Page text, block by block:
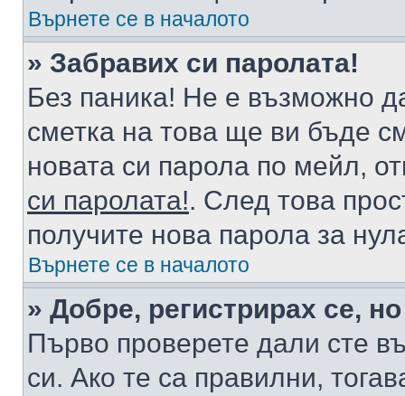
Върнете се в началото
» Забравих си паролата!
Без паника! Не е възможно
сметка на това ще ви бъде
новата си парола по мейл,
си паролата!. След това
получите нова парола за
Върнете се в началото
» Добре, регистрирах се,
Първо проверете дали сте
си. Ако те са правилни,